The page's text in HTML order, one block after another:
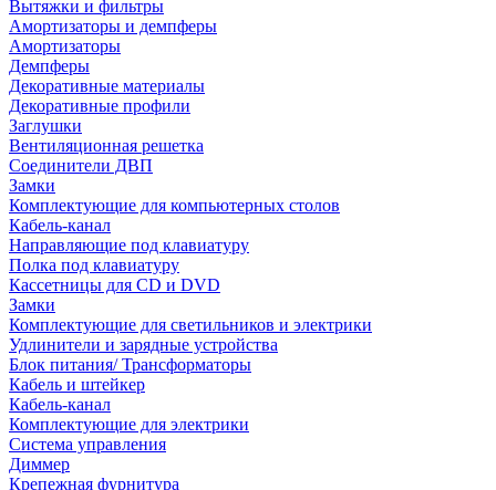
Вытяжки и фильтры
Амортизаторы и демпферы
Амортизаторы
Демпферы
Декоративные материалы
Декоративные профили
Заглушки
Вентиляционная решетка
Соединители ДВП
Замки
Комплектующие для компьютерных столов
Кабель-канал
Направляющие под клавиатуру
Полка под клавиатуру
Кассетницы для CD и DVD
Замки
Комплектующие для светильников и электрики
Удлинители и зарядные устройства
Блок питания/ Трансформаторы
Кабель и штейкер
Кабель-канал
Комплектующие для электрики
Система управления
Диммер
Крепежная фурнитура